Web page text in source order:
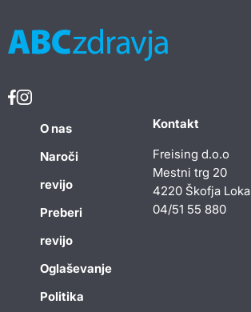
O nas
Naroči
revijo
Preberi
revijo
Oglaševanje
Politika
Kontakt
Freising d.o.o
Mestni trg 20
4220 Škofja Loka
04/51 55 880